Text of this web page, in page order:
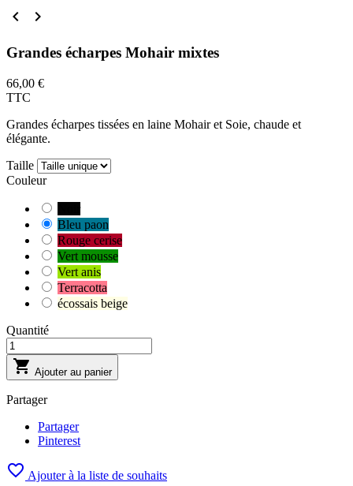
 
Grandes écharpes Mohair mixtes
66,00 €
TTC
Grandes écharpes tissées en laine Mohair et Soie, chaude et
élégante.
Taille
Couleur
Bleu paon
Rouge cerise
Vert mousse
Vert anis
Terracotta
écossais beige
Quantité
 Ajouter au panier
Partager
Partager
Pinterest
 Ajouter à la liste de souhaits